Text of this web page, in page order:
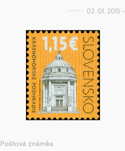
02. 01. 2015 -
Poštová známka